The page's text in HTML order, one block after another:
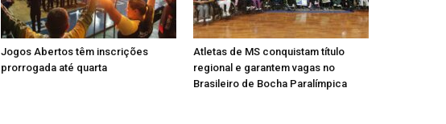
Jogos Abertos têm inscrições
prorrogada até quarta
Atletas de MS conquistam título
regional e garantem vagas no
Brasileiro de Bocha Paralímpica